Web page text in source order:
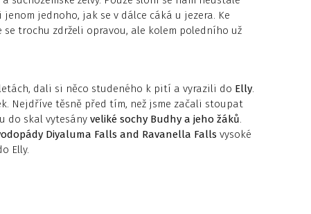
jednoho, jak se v dálce cáká u jezera. Ke
trochu zdrželi opravou, ale kolem poledního už
dali si něco studeného k pití a vyrazili do Elly.
Nejdříve těsně před tím, než jsme začali stoupat
do skal vytesány veliké sochy Budhy a jeho žáků.
Diyaluma Falls and Ravanella Falls vysoké
Elly.